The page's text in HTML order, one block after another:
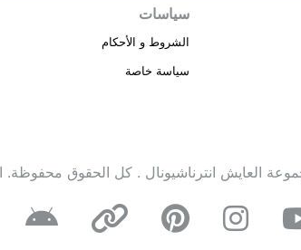
سياسات
الشروط و الأحكام
سياسة خاصة